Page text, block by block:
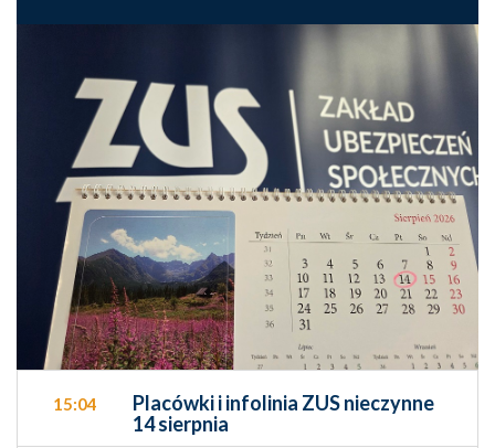
15:04
Placówki i infolinia ZUS nieczynne
14 sierpnia